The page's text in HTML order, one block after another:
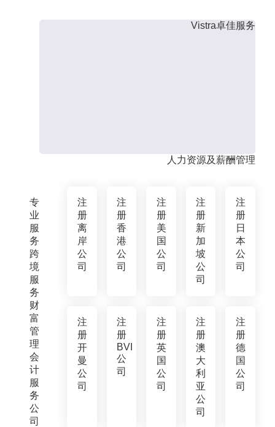
专
业
服
务
跨
境
服
务
财
富
管
理
会
计
服
务
公
司
Vistra卓佳服务
人力资源及薪酬管理
注
册
离
岸
公
司
注
册
香
港
公
司
注
册
美
国
公
司
注
册
新
加
坡
公
司
注
册
日
本
公
司
注
册
开
曼
公
司
注
册
BVI
公
司
注
册
英
国
公
司
注
册
澳
大
利
亚
公
司
注
册
德
国
公
司